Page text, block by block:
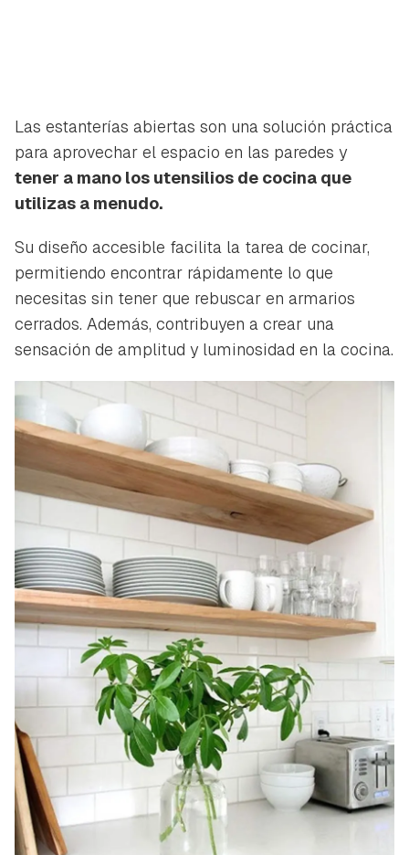
Las estanterías abiertas son una solución práctica
para aprovechar el espacio en las paredes y
tener a mano los utensilios de cocina que
utilizas a menudo.
Su diseño accesible facilita la tarea de cocinar,
permitiendo encontrar rápidamente lo que
necesitas sin tener que rebuscar en armarios
cerrados. Además, contribuyen a crear una
sensación de amplitud y luminosidad en la cocina.